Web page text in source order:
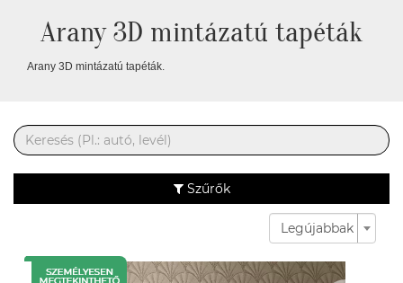
Arany 3D mintázatú tapéták
Arany 3D mintázatú tapéták.
Szűrők
Legújabbak